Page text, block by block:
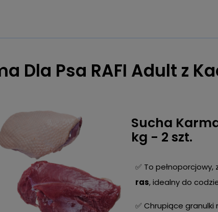
Dla Psa RAFI Adult z
Sucha
kg - 2 szt.
✅ To pełnoporcjowy,
ras, idealny do
✅ Chrupiące